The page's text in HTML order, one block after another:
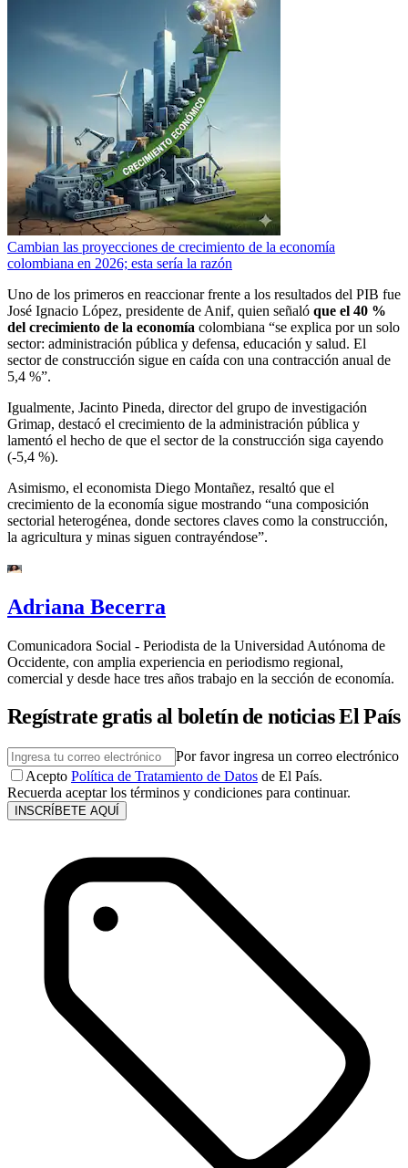
Cambian las proyecciones de crecimiento de la economía
colombiana en 2026; esta sería la razón
Uno de los primeros en reaccionar frente a los resultados del PIB fue
José Ignacio López, presidente de Anif, quien señaló que el 40 %
del crecimiento de la economía colombiana “se explica por un solo
sector: administración pública y defensa, educación y salud. El
sector de construcción sigue en caída con una contracción anual de
5,4 %”.
Igualmente, Jacinto Pineda, director del grupo de investigación
Grimap, destacó el crecimiento de la administración pública y
lamentó el hecho de que el sector de la construcción siga cayendo
(-5,4 %).
Asimismo, el economista Diego Montañez, resaltó que el
crecimiento de la economía sigue mostrando “una composición
sectorial heterogénea, donde sectores claves como la construcción,
la agricultura y minas siguen contrayéndose”.
Adriana Becerra
Comunicadora Social - Periodista de la Universidad Autónoma de
Occidente, con amplia experiencia en periodismo regional,
comercial y desde hace tres años trabajo en la sección de economía.
Regístrate gratis al boletín de noticias El País
Por favor ingresa un correo electrónico
Acepto Política de Tratamiento de Datos de El País.
Recuerda aceptar los términos y condiciones para continuar.
INSCRÍBETE AQUÍ